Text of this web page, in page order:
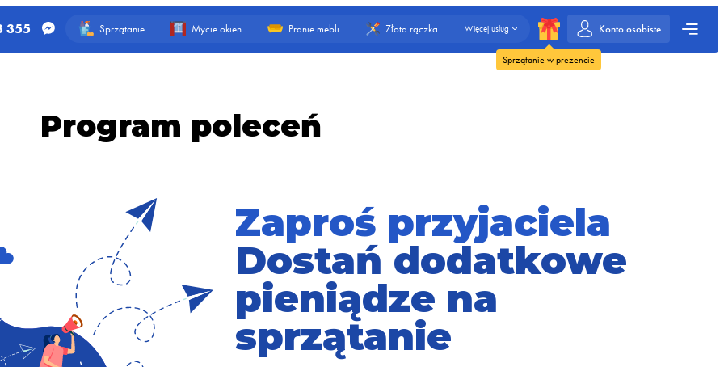
355 Sprzątanie Mycie okien Pranie mebli Złota rączka Więcej usług
Sprzątanie w prezencie
Konto osobiste
Program poleceń
Zaproś przyjaciela
Dostań dodatkowe
pieniądze na
sprzątanie